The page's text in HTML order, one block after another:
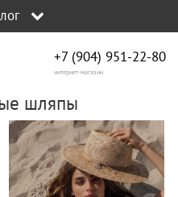
+7 (904) 951‑22‑80
интернет-магазин
шляпы